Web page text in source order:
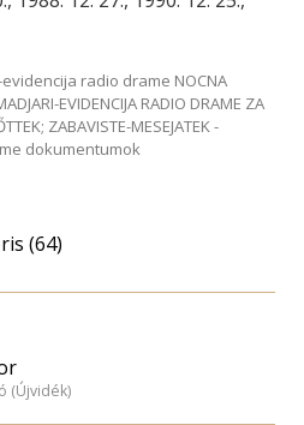
radio drame NOCNA
EVIDENCIJA RADIO DRAME ZA
ZABAVISTE-MESEJATEK -
dokumentumok
(64)
(Újvidék)